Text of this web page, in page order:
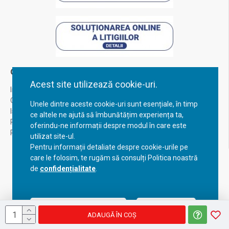
Acest site utilizează cookie-uri.
Unele dintre aceste cookie-uri sunt esențiale, în timp
ce altele ne ajută să îmbunătățim experiența ta,
oferindu-ne informații despre modul în care este
utilizat site-ul.
Pentru informații detaliate despre cookie-urile pe
care le folosim, te rugăm să consulți Politica noastră
de confidențialitate
Acceptă setările curente Configurează
ADAUGĂ ÎN COŞ
Contul Meu
Inregistrare
Contul meu
Istoric comenzi
Recuperare parola
Returnare produs
Copyright © 2023, BravoShop, toate drepturile rezervate!